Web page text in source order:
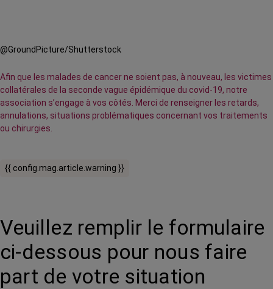
@GroundPicture/Shutterstock
Afin que les malades de cancer ne soient pas, à nouveau, les victimes
collatérales de la seconde vague épidémique du covid-19, notre
association s’engage à vos côtés. Merci de renseigner les retards,
annulations, situations problématiques concernant vos traitements
ou chirurgies.
{{ config.mag.article.warning }}
Veuillez remplir le formulaire
ci-dessous pour nous faire
part de votre situation